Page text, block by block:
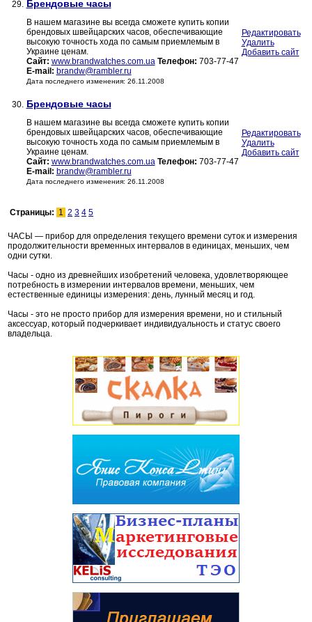
29. Брендовые часы
В нашем магазине вы всегда сможете купить копии
брендовых швейцарских часов, обеспечивающие
высокую точность хода по самым приемлемым в
Украине ценам.
Сайт: www.brandwatches.com.ua Телефон: 703-77-47
E-mail: brandw@rambler.ru
Дата последнего изменения: 26.11.2008
Редактировать
Удалить
Добавить сайт
30. Брендовые часы
В нашем магазине вы всегда сможете купить копии
брендовых швейцарских часов, обеспечивающие
высокую точность хода по самым приемлемым в
Украине ценам.
Сайт: www.brandwatches.com.ua Телефон: 703-77-47
E-mail: brandw@rambler.ru
Дата последнего изменения: 26.11.2008
Редактировать
Удалить
Добавить сайт
Страницы: 1 2 3 4 5
ЧАСЫ — прибор для определения текущего времени суток и измерения
продолжительности временных интервалов в единицах, меньших, чем
одни сутки.
Часы - одно из древнейших изобретений человека, удовлетворяющее
потребность в измерении интервалов времени, меньших, чем
естественные единицы измерения: день, лунный месяц и год.
Часы - это не просто прибор для измерения времени, но и стильный
аксессуар, который подчеркивает индивидуальность и статус своего
владельца.